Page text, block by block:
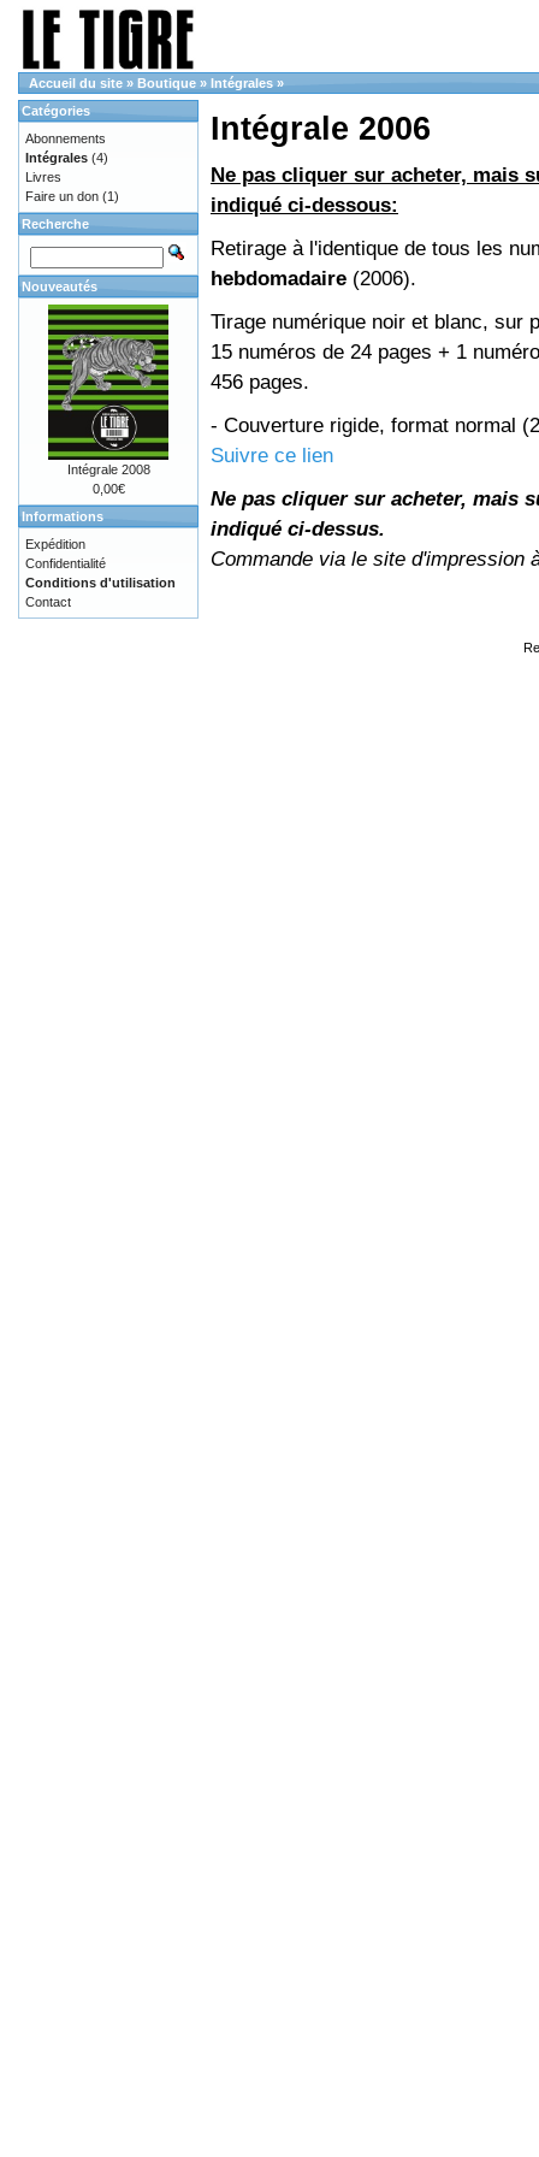
Accueil du site » Boutique » Intégrales »
Intégrale 2006
Ne pas cliquer sur acheter, mais
indiqué ci-dessous:
Retirage à l'identique de tous les
hebdomadaire (2006).
Tirage numérique noir et blanc, sur
15 numéros de 24 pages + 1
456 pages.
- Couverture rigide, format normal
Suivre ce lien
Ne pas cliquer sur acheter, mais
indiqué ci-dessus.
Commande via le site d'impression
Catégories
Abonnements
Intégrales (4)
Livres
Faire un don (1)
Recherche
Nouveautés
Intégrale 2008
0,00€
Informations
Expédition
Confidentialité
Conditions d'utilisation
Contact